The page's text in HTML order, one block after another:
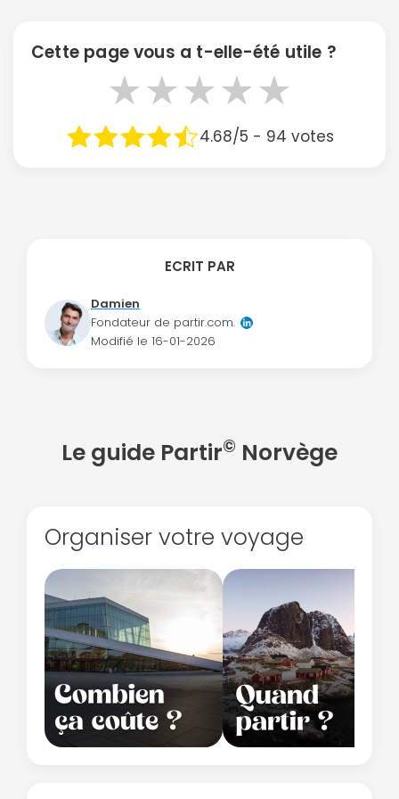
Cette page vous a t-elle-été utile ?
★
★
★
★
★
4.68/5 - 94 votes
ECRIT PAR
Damien
Fondateur de partir.com.
Modifié le 16-01-2026
Le guide Partir© Norvège
Organiser votre voyage